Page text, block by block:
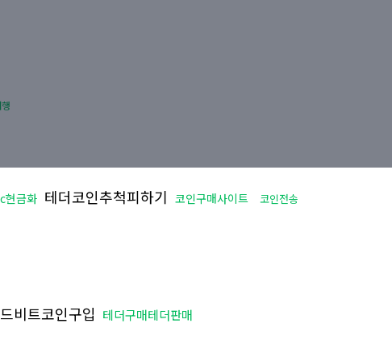
현금화 테더코인추척피하기 코인구매사이트
코인전송
비트코인구입 테더구매테더판매